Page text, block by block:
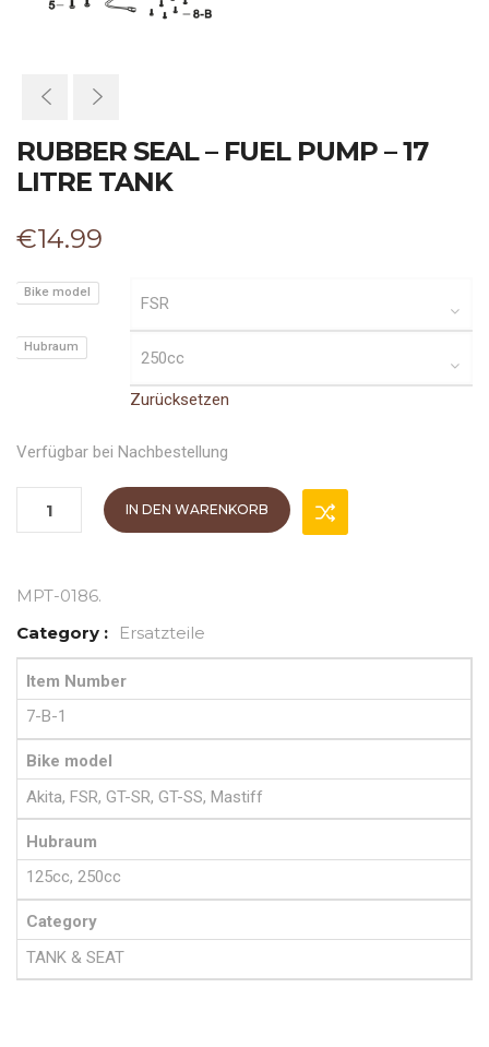
RUBBER SEAL – FUEL PUMP – 17
LITRE TANK
€14.99
Bike model
Hubraum
Zurücksetzen
Verfügbar bei Nachbestellung
IN DEN WARENKORB
MPT-0186.
Category :
Ersatzteile
Item Number
7-B-1
Bike model
Akita, FSR, GT-SR, GT-SS, Mastiff
Hubraum
125cc, 250cc
Category
TANK & SEAT